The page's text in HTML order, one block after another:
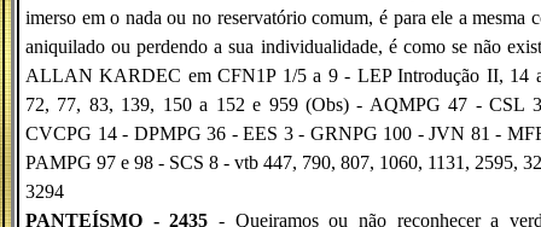
imerso em o nada ou no reservatório comum, é para ele a mesma
aniquilado ou perdendo a sua individualidade, é como se não
ALLAN KARDEC em CFN1P 1/5 a 9 - LEP Introdução II, 14
72, 77, 83, 139, 150 a 152 e 959 (Obs) - AQMPG 47 - CSL
CVCPG 14 - DPMPG 36 - EES 3 - GRNPG 100 - JVN 81 -
PAMPG 97 e 98 - SCS 8 - vtb 447, 790, 807, 1060, 1131, 2595,
3294
PANTEÍSMO - 2435 - Queiramos ou não reconhecer a